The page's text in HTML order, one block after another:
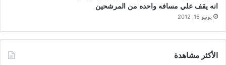
انه يقف علي مسافه واحده من المرشحين
يونيو 16, 2012
الأكثر مشاهدة